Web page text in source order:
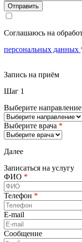
Соглашаюсь на
персональных данных
Запись на приём
Шаг 1
Выберите направление
Выберите врача *
Далее
Записаться на услугу
ФИО *
Телефон *
E-mail
Сообщение